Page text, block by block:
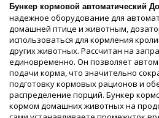
Бункер кормовой автоматический
надежное оборудование для
домашней птице и животным,
использоваться для кормления
других животных. Рассчитан на
единовременно. Он позволяет
подачи корма, что значительно
подготовку кормовых рационов и
распределение порций. Бункер
кормом домашних животных на